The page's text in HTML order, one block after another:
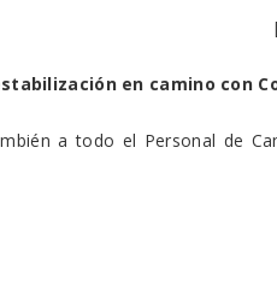
en camino con
a todo el Personal de